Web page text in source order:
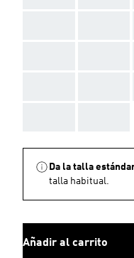
Da la talla
talla habitual.
Añadir al carrito